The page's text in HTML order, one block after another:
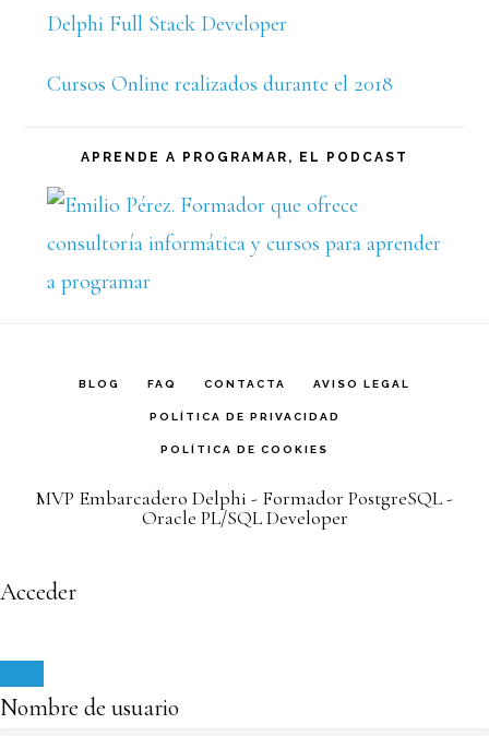
Delphi Full Stack Developer
Cursos Online realizados durante el 2018
APRENDE A PROGRAMAR, EL PODCAST
BLOG FAQ CONTACTA AVISO LEGAL
POLÍTICA DE PRIVACIDAD
POLÍTICA DE COOKIES
MVP Embarcadero Delphi - Formador PostgreSQL -
Oracle PL/SQL Developer
Acceder
Nombre de usuario